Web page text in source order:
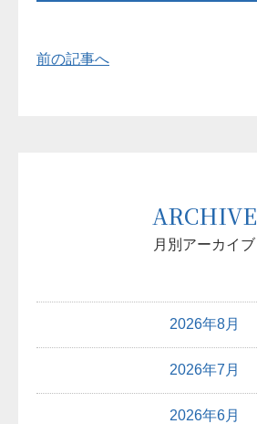
前の記事へ
ARCHIVE
月別アーカイブ
2026年8月
2026年7月
2026年6月